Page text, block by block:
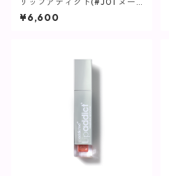
ドエスプレッソ 日本限定色) /
7ml【唇用美容液】
¥6,600